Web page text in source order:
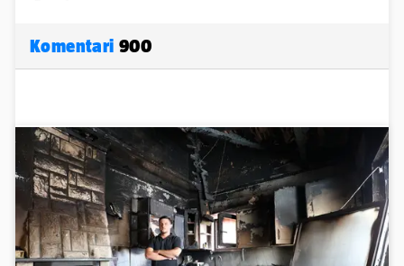
Komentari 900